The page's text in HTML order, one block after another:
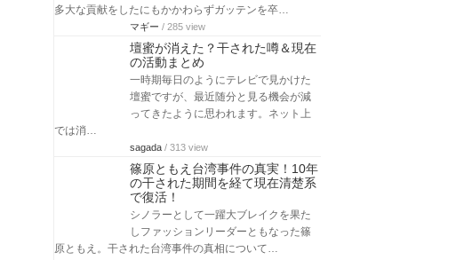
多大な貢献をしたにもかかわらずガッテンを卒…
マギー / 285 view
壇蜜が消えた？干された噂＆現在
の活動まとめ
一時期毎日のようにテレビで見かけた
壇蜜ですが、最近随分と見る機会が減
ってきたように思われます。ネット上
では消…
sagada / 313 view
篠原ともえ台湾事件の真実！10年
の干された期間を経て現在清楚系
で復活！
シノラーとして一躍大ブレイクを果た
しファッションリーダーともなった篠
原ともえ。干された台湾事件の真相について…